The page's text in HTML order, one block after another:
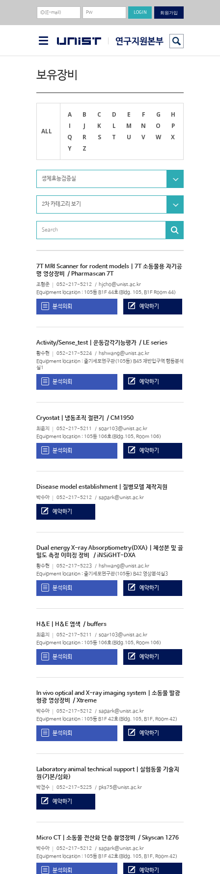
회원가입
보유장비
ALL
A B C D E F G
H
I
J K L M N O
P
Q
R S T U V W
X
Y
Z
생체효능검증실
2차 카테고리 보기
7T MRI Scanner for rodent models | 7T 소동물용 자기공
명 영상장비
/ Pharmascan 7T
조형준 052-217-5212 hjcho@unist.ac.kr
Equipment location : 105동 B1F 44호(Bldg. 105, B1F Room 44)
분석의뢰 예약하기
Activity/Sense_test | 운동감각기능평가 / LE series
황수현 052-217-5224 hshwang@unist.ac.kr
Equipment location : 줄기세포연구관(105동) B45 재반입구역 행동분석
실1
분석의뢰 예약하기
Cryostat | 냉동조직 절편기 / CM1950
최윤지 052-217-5211 soar103@unist.ac.kr
Equipment location : 105동 106호(Bldg.105, Room 106)
분석의뢰 예약하기
Disease model establishment | 질병모델 제작지원
박수아 052-217-5212 sapark@unist.ac.kr
예약하기
Dual energy X-ray Absorptiometry(DXA) | 체성분 및 골
밀도 측정 이미징 장비
/ iNSiGHT-DXA
황수현 052-217-5223 hshwang@unist.ac.kr
Equipment location : 줄기세포연구관(105동) B42 영상분석실3
분석의뢰 예약하기
H&E | H&E 염색 / buffers
최윤지 052-217-5211 soar103@unist.ac.kr
Equipment location : 105동 106호(Bldg.105, Room 106)
분석의뢰 예약하기
In vivo optical and X-ray imaging system | 소동물 발광
형광 영상장비
/ Xtreme
박수아 052-217-5212 sapark@unist.ac.kr
Equipment location : 105동 B1F 42호(Bldg. 105, B1F, Room 42)
분석의뢰 예약하기
Laboratory animal technical support | 실험동물 기술지
원(기본/심화)
박경수 052-217-5225 pks75@unist.ac.kr
예약하기
Micro CT | 소동물 전산화 단층 촬영장비 / Skyscan 1276
박수아 052-217-5212 sapark@unist.ac.kr
Equipment location : 105동 B1F 42호(Bldg. 105, B1F, Room 42)
분석의뢰 예약하기